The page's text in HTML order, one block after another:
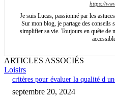
https://
Je suis Lucas, passionné par les
Sur mon blog, je partage des conseils
simplifier sa vie. Toujours en quête de
ARTICLES ASSOCIÉS
Loisirs
critères pour évaluer la qualité d
septembre 20, 2024